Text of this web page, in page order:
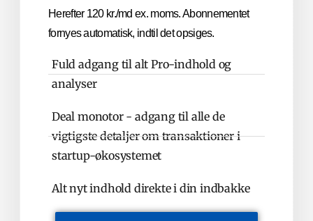
Herefter 120 kr./md ex. moms. Abonnementet
fornyes automatisk, indtil det opsiges.
Fuld adgang til alt Pro-indhold og
analyser
Deal monotor - adgang til alle de
vigtigste detaljer om transaktioner i
startup-økosystemet
Alt nyt indhold direkte i din indbakke